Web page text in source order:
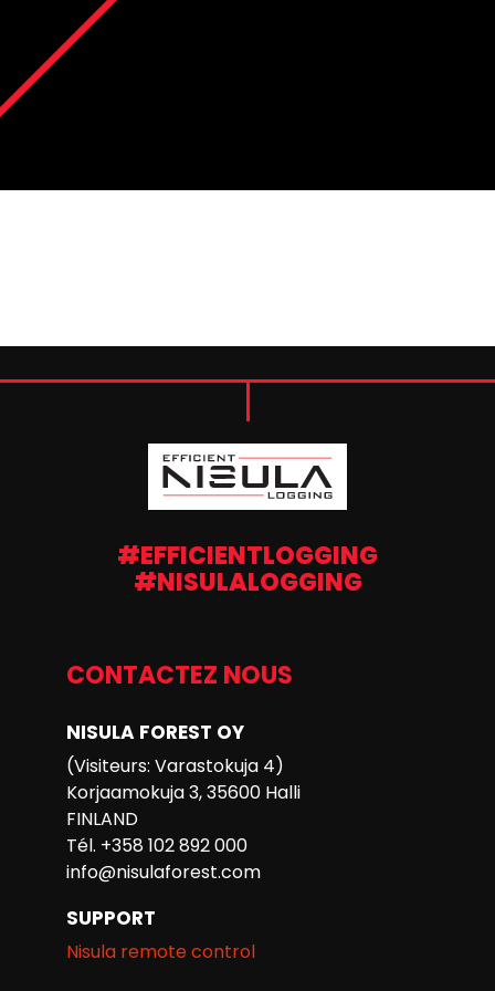
#EFFICIENTLOGGING
#NISULALOGGING
CONTACTEZ NOUS
NISULA FOREST OY
(Visiteurs: Varastokuja 4)
Korjaamokuja 3, 35600 Halli
FINLAND
Tél. +358 102 892 000
info@nisulaforest.com
SUPPORT
Nisula remote control